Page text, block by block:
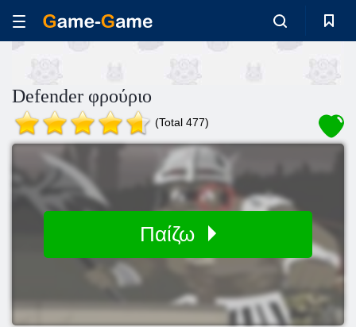
Defender φρούριο
(Total 477)
Παίζω